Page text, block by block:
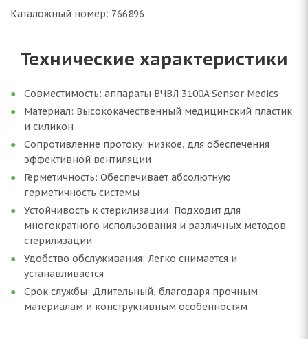
Каталожный номер: 766896
Технические характеристики
Совместимость: аппараты ВЧВЛ 3100A Sensor Medics
Материал: Высококачественный медицинский пластик
и силикон
Сопротивление протоку: низкое, для обеспечения
эффективной вентиляции
Герметичность: Обеспечивает абсолютную
герметичность системы
Устойчивость к стерилизации: Подходит для
многократного использования и различных методов
стерилизации
Удобство обслуживания: Легко снимается и
устанавливается
Срок службы: Длительный, благодаря прочным
материалам и конструктивным особенностям